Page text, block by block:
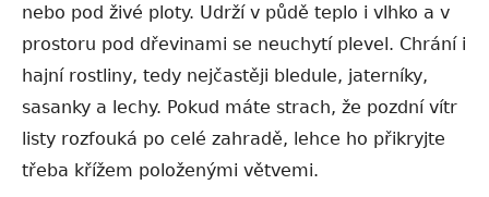
nebo pod živé ploty. Udrží v půdě teplo i vlhko a v
prostoru pod dřevinami se neuchytí plevel. Chrání i
hajní rostliny, tedy nejčastěji bledule, jaterníky,
sasanky a lechy. Pokud máte strach, že pozdní vítr
listy rozfouká po celé zahradě, lehce ho přikryjte
třeba křížem položenými větvemi.